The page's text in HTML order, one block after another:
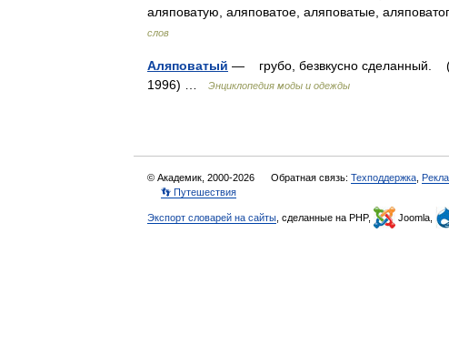
аляповатую, аляповатое, аляповатые,
слов
Аляповатый — грубо, безвкусно сделанный.
1996) …
Энциклопедия моды и одежды
© Академик, 2000-2026 Обратная связь: Техподдержка
👣 Путешествия
Экспорт словарей на сайты , сделанные на PHP, Joomla,